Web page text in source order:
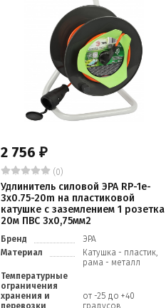
2 756 ₽
(0)
Удлинитель силовой ЭРА RP-1e-
3х0.75-20m на пластиковой
катушке c заземлением 1 розетка
20м ПВС 3х0,75мм2
Бренд
ЭРА
Материал
Катушка - пластик,
рама - металл
Температурные
ограничения
хранения и
перевозки
от -25 до +40
градусов